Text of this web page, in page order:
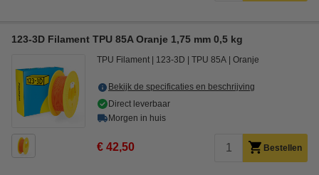
123-3D Filament TPU 85A Oranje 1,75 mm 0,5 kg
TPU Filament 123-3D TPU 85A Oranje
Bekijk de specificaties en beschrijving
Direct leverbaar
Morgen in huis
€ 42,50 Bestellen